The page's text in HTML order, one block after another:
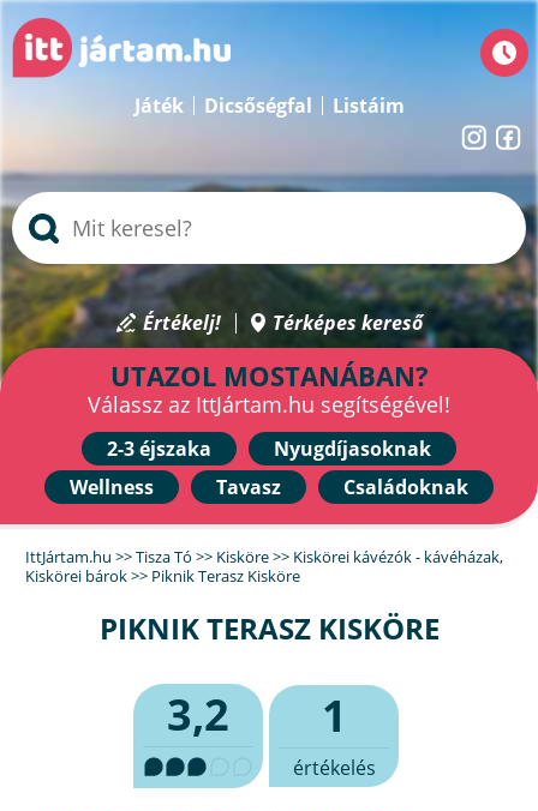
Játék Dicsőségfal Listáim
Értékelj! Térképes kereső
UTAZOL MOSTANÁBAN?
Válassz az IttJártam.hu segítségével!
2-3 éjszaka
Nyugdíjasoknak
Wellness
Tavasz Családoknak
IttJártam.hu >>Tisza Tó >> Kisköre>> Kiskörei kávézók - kávéházak,
Kiskörei bárok>> Piknik Terasz Kisköre
PIKNIK TERASZ KISKÖRE
3,2 1
értékelés